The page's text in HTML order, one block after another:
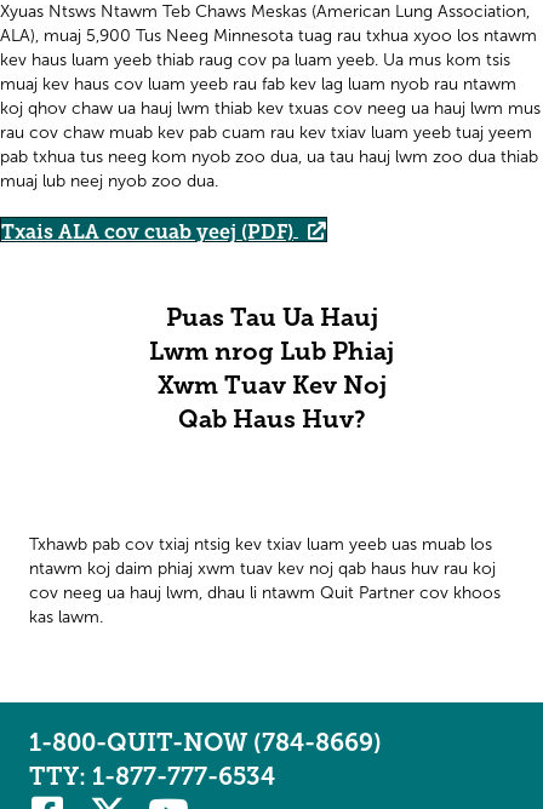
Xyuas Ntsws Ntawm Teb Chaws Meskas (American Lung Association,
ALA), muaj 5,900 Tus Neeg Minnesota tuag rau txhua xyoo los ntawm
kev haus luam yeeb thiab raug cov pa luam yeeb. Ua mus kom tsis
muaj kev haus cov luam yeeb rau fab kev lag luam nyob rau ntawm
koj qhov chaw ua hauj lwm thiab kev txuas cov neeg ua hauj lwm mus
rau cov chaw muab kev pab cuam rau kev txiav luam yeeb tuaj yeem
pab txhua tus neeg kom nyob zoo dua, ua tau hauj lwm zoo dua thiab
muaj lub neej nyob zoo dua.
Txais ALA cov cuab yeej (PDF)
Puas Tau Ua Hauj
Lwm nrog Lub Phiaj
Xwm Tuav Kev Noj
Qab Haus Huv?
Txhawb pab cov txiaj ntsig kev txiav luam yeeb uas muab los
ntawm koj daim phiaj xwm tuav kev noj qab haus huv rau koj
cov neeg ua hauj lwm, dhau li ntawm Quit Partner cov khoos
kas lawm.
1-800-QUIT-NOW (784-8669)
TTY: 1-877-777-6534